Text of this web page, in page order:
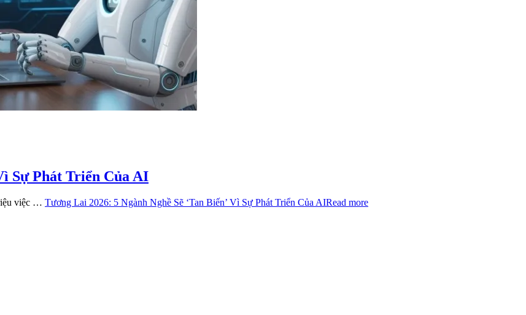
Sự Phát Triển Của AI
việc … Tương Lai 2026: 5 Ngành Nghề Sẽ ‘Tan Biến’ Vì Sự Phát Triển Của AIRead more